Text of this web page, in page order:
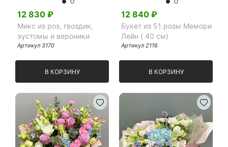
12 830 ₽
Микс из роз, гвоздик,
эустомы и вероники
Артикул 3170
В КОРЗИНУ
12 840 ₽
Букет из 51 розы Мемори
Лейн ( 40 см)
Артикул 2116
В КОРЗИНУ